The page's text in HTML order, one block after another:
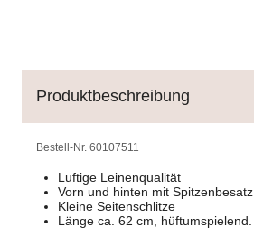
Produktbeschreibung
Bestell-Nr. 60107511
Luftige Leinenqualität
Vorn und hinten mit Spitzenbesatz
Kleine Seitenschlitze
Länge ca. 62 cm, hüftumspielend.